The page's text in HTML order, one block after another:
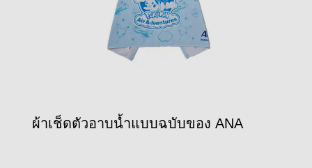
ผ้าเช็ดตัวอาบน้ำแบบฉบับของ ANA